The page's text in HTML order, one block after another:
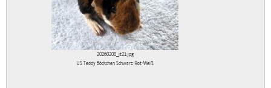
20260208_jt21.jpg
US Teddy Böckchen Schwarz-Rot-Weiß